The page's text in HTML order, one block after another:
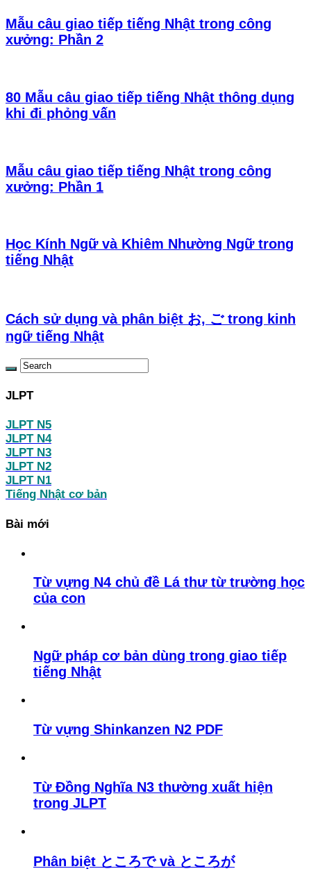
Mẫu câu giao tiếp tiếng Nhật trong công
xưởng: Phần 2
80 Mẫu câu giao tiếp tiếng Nhật thông dụng
khi đi phỏng vấn
Mẫu câu giao tiếp tiếng Nhật trong công
xưởng: Phần 1
Học Kính Ngữ và Khiêm Nhường Ngữ trong
tiếng Nhật
Cách sử dụng và phân biệt お, ご trong kinh
ngữ tiếng Nhật
JLPT
JLPT N5
JLPT N4
JLPT N3
JLPT N2
JLPT N1
Tiếng Nhật cơ bản
Bài mới
Từ vựng N4 chủ đề Lá thư từ trường học
của con
Ngữ pháp cơ bản dùng trong giao tiếp
tiếng Nhật
Từ vựng Shinkanzen N2 PDF
Từ Đồng Nghĩa N3 thường xuất hiện
trong JLPT
Phân biệt ところで và ところが